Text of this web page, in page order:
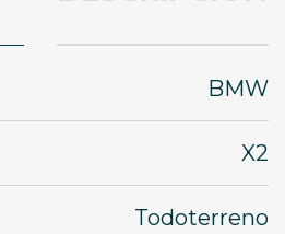
BMW
X2
Todoterreno